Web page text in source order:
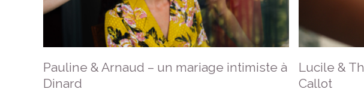
Pauline & Arnaud – un mariage intimiste à
Dinard
Lucile &
Callot